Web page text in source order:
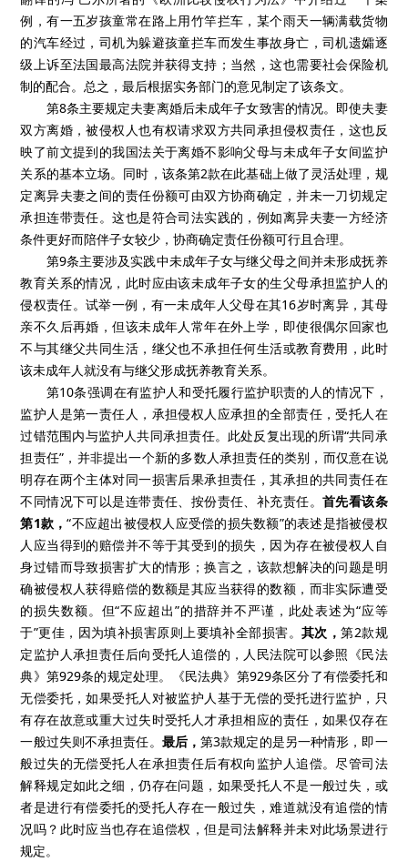
例，有一五岁孩童常在路上用竹竿拦车，某个雨天一辆满载货物
的汽车经过，司机为躲避孩童拦车而发生事故身亡，司机遗孀逐
级上诉至法国最高法院并获得支持；当然，这也需要社会保险机
制的配合。总之，最后根据实务部门的意见制定了该条文。
第8条主要规定夫妻离婚后未成年子女致害的情况。即使夫妻
双方离婚，被侵权人也有权请求双方共同承担侵权责任，这也反
映了前文提到的我国法关于离婚不影响父母与未成年子女间监护
关系的基本立场。同时，该条第2款在此基础上做了灵活处理，规
定离异夫妻之间的责任份额可由双方协商确定，并未一刀切规定
承担连带责任。这也是符合司法实践的，例如离异夫妻一方经济
条件更好而陪伴子女较少，协商确定责任份额可行且合理。
第9条主要涉及实践中未成年子女与继父母之间并未形成抚养
教育关系的情况，此时应由该未成年子女的生父母承担监护人的
侵权责任。试举一例，有一未成年人父母在其16岁时离异，其母
亲不久后再婚，但该未成年人常年在外上学，即使很偶尔回家也
不与其继父共同生活，继父也不承担任何生活或教育费用，此时
该未成年人就没有与继父形成抚养教育关系。
第10条强调在有监护人和受托履行监护职责的人的情况下，
监护人是第一责任人，承担侵权人应承担的全部责任，受托人在
过错范围内与监护人共同承担责任。此处反复出现的所谓“共同承
担责任”，并非提出一个新的多数人承担责任的类别，而仅意在说
明存在两个主体对同一损害后果承担责任，其承担的共同责任在
不同情况下可以是连带责任、按份责任、补充责任。 首先看该条
第1款，“不应超出被侵权人应受偿的损失数额”的表述是指被侵权
人应当得到的赔偿并不等于其受到的损失，因为存在被侵权人自
身过错而导致损害扩大的情形；换言之，该款想解决的问题是明
确被侵权人获得赔偿的数额是其应当获得的数额，而非实际遭受
的损失数额。但“不应超出”的措辞并不严谨，此处表述为“应等
于”更佳，因为填补损害原则上要填补全部损害。 其次，第2款规
定监护人承担责任后向受托人追偿的，人民法院可以参照《民法
典》第929条的规定处理。《民法典》第929条区分了有偿委托和
无偿委托，如果受托人对被监护人基于无偿的受托进行监护，只
有存在故意或重大过失时受托人才承担相应的责任，如果仅存在
一般过失则不承担责任。 最后，第3款规定的是另一种情形，即一
般过失的无偿受托人在承担责任后有权向监护人追偿。尽管司法
解释规定如此之细，仍存在问题，如果受托人不是一般过失，或
者是进行有偿委托的受托人存在一般过失，难道就没有追偿的情
况吗？此时应当也存在追偿权，但是司法解释并未对此场景进行
规定。